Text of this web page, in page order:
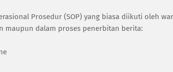
Prosedur (SOP) yang biasa diikuti oleh
maupun dalam proses penerbitan berita: